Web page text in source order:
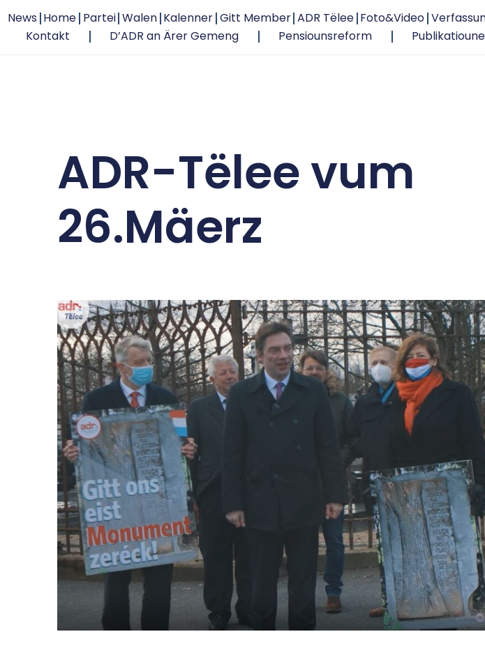
News Home Partei Walen Kalenner Gitt Member ADR Tëlee Foto&Video
Kontakt
D’ADR an Ärer Gemeng Pensiounsreform
ADR-Tëlee vum
26.Mäerz